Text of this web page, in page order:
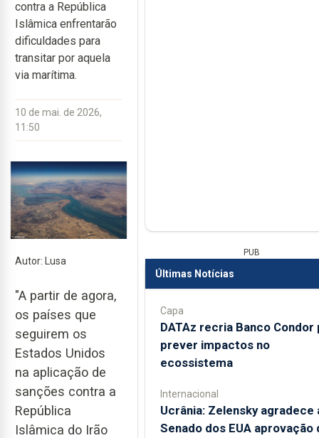
contra a República
Islâmica enfrentarão
dificuldades para
transitar por aquela
via marítima.
10 de mai. de 2026,
11:50
Autor: Lusa
"A partir de agora,
os países que
seguirem os
Estados Unidos
na aplicação de
sanções contra a
República
Islâmica do Irão
PUB
Últimas Notícias
Capa
DATAz recria Banco Condor
prever impactos no
ecossistema
Internacional
Ucrânia: Zelensky agradece
Senado dos EUA aprovação